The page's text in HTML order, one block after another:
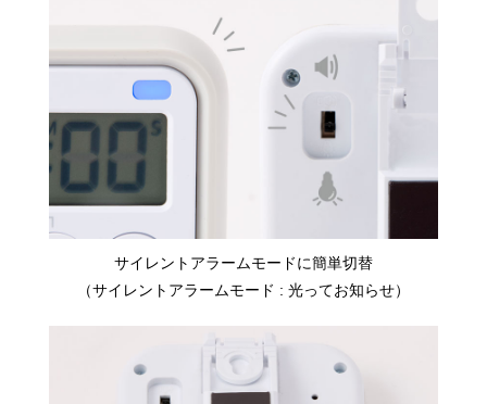
サイレントアラームモードに簡単切替
（サイレントアラームモード : 光ってお知らせ）